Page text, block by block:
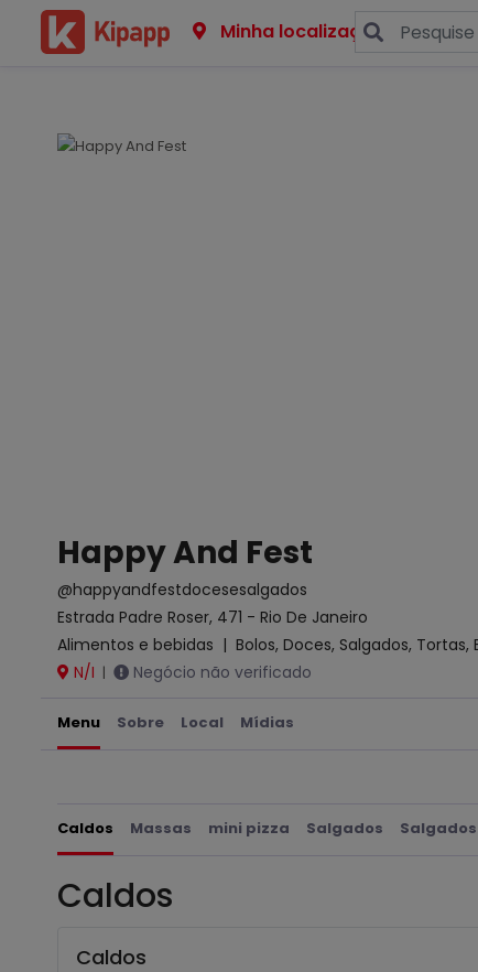
Minha localização
Happy And Fest
@happyandfestdocesesalgados
Estrada Padre Roser, 471 - Rio De Janeiro
Alimentos e bebidas | Bolos, Doces, Salgados, Tortas,
N/I | Negócio não verificado
Menu Sobre Local Mídias
Caldos Massas mini pizza Salgados
Caldos
Caldos